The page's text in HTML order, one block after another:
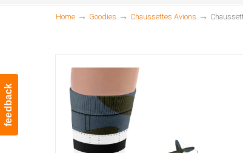
feedback
Home → Goodies → Chaussettes Avions →